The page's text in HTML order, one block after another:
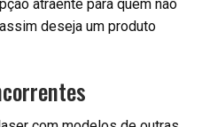
atraente para quem não
deseja um produto